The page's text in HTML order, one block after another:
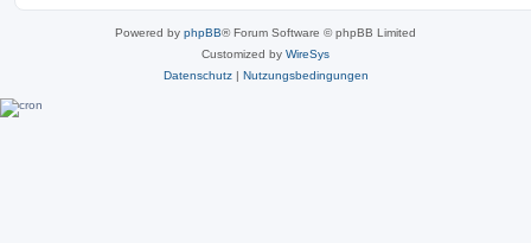
Powered by phpBB® Forum Software © phpBB Limited
Customized by WireSys
Datenschutz| Nutzungsbedingungen